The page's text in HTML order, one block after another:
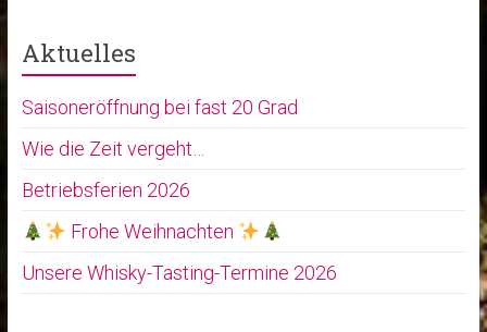
Aktuelles
Saisoneröffnung bei fast 20 Grad
Wie die Zeit vergeht…
Betriebsferien 2026
Frohe Weihnachten
Unsere Whisky-Tasting-Termine 2026